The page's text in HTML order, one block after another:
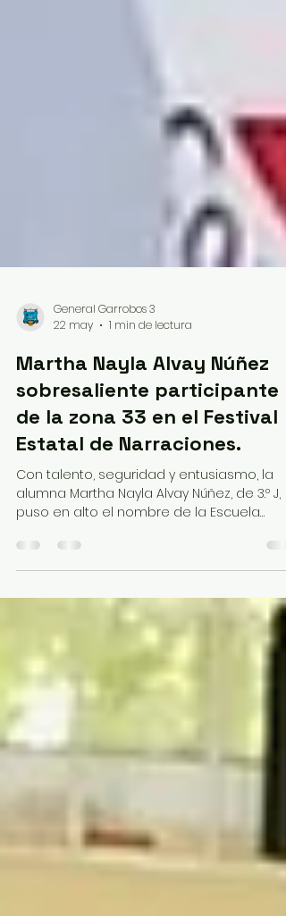
General Garrobos 3
1 min de lectura
Martha Nayla Alvay Núñez
sobresaliente participante
de la zona 33 en el Festival
Estatal de Narraciones.
alumna Martha Nayla Alvay Núñez, de 3.º J,
puso en alto el nombre de la Escuela
participación en el Festival Estatal de
Narraciones, nivel zona.